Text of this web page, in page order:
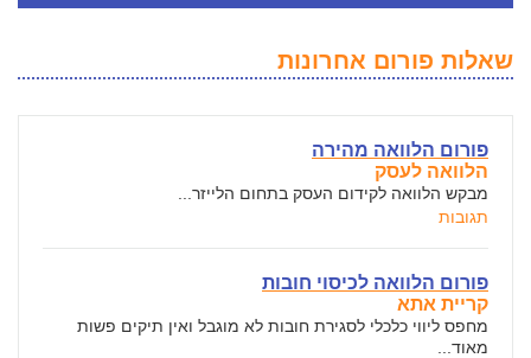
שאלות פורום אחרונות
פורום הלוואה מהירה
הלוואה לעסק
מבקש הלוואה לקידום העסק בתחום הלייזר...
תגובות
פורום הלוואה לכיסוי חובות
קריית אתא
מחפס ליווי כלכלי לסגירת חובות לא מוגבל ואין תיקים פשות
מאוד...